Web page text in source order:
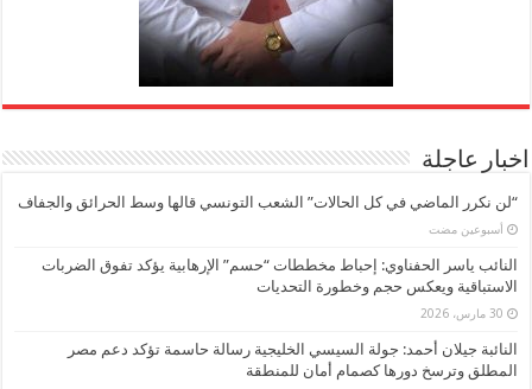
اخبار عاجلة
“لن نكرر الماضي في كل الحالات” الشعب التونسي قالها وسط الحرائق والجفاف
‏أسبوعين مضت
النائب ياسر الحفناوي: إحباط مخططات “حسم” الإرهابية يؤكد تفوق الضربات
الاستباقية ويعكس حجم وخطورة التحديات
30 مارس، 2026
النائبة جيلان أحمد: جولة السيسي الخليجية رسالة حاسمة تؤكد دعم مصر
المطلق وترسخ دورها كصمام أمان للمنطقة